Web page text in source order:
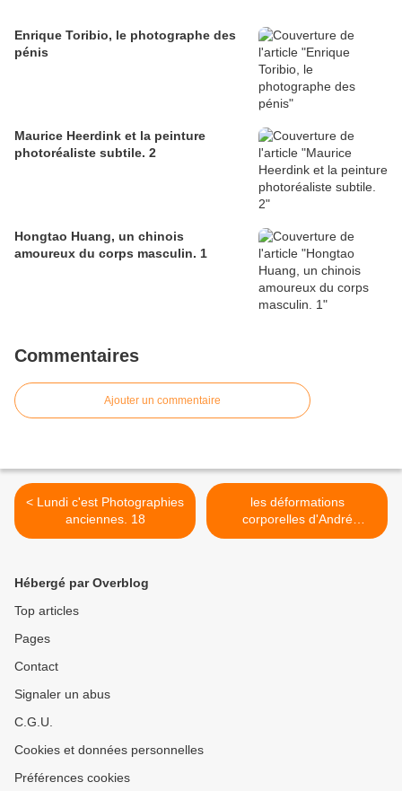
Enrique Toribio, le photographe des
pénis
Maurice Heerdink et la peinture
photoréaliste subtile. 2
Hongtao Huang, un chinois
amoureux du corps masculin. 1
Commentaires
Ajouter un commentaire
< Lundi c'est Photographies
anciennes. 18
les déformations
corporelles d'André
Serfontein -1 >
Hébergé par Overblog
Top articles
Pages
Contact
Signaler un abus
C.G.U.
Cookies et données personnelles
Préférences cookies